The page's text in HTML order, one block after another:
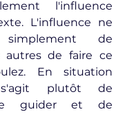
l'influence
L'influence ne
de
autres de faire ce
En situation
plutôt de
guider et de